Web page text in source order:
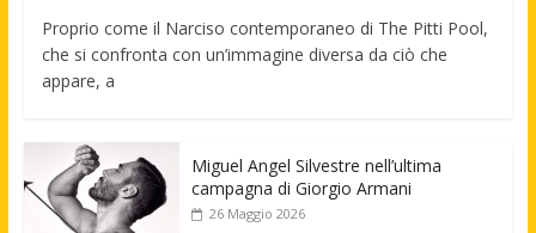
Proprio come il Narciso contemporaneo di The Pitti Pool,
che si confronta con un’immagine diversa da ciò che
appare, a
Miguel Angel Silvestre nell’ultima
campagna di Giorgio Armani
26 Maggio 2026